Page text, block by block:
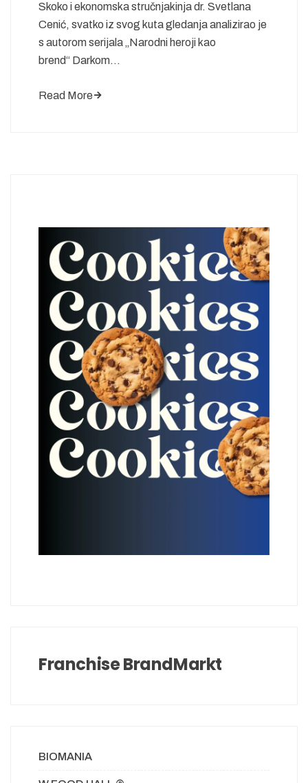
Skoko i ekonomska stručnjakinja dr. Svetlana
Cenić, svatko iz svog kuta gledanja analizirao je
s autorom serijala „Narodni heroji kao
brend“ Darkom…
Read More
Franchise BrandMarkt
BIOMANIA